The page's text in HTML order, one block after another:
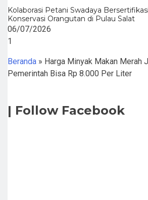
Kolaborasi Petani Swadaya
Konservasi Orangutan di Pulau Salat
06/07/2026
Beranda » Harga Minyak Makan Merah
Pemerintah Bisa Rp 8.000 Per Liter
| Follow Facebook